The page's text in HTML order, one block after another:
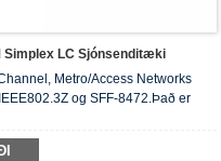
Simplex LC Sjónsenditæki
Metro/Access Networks
og SFF-8472.Það er